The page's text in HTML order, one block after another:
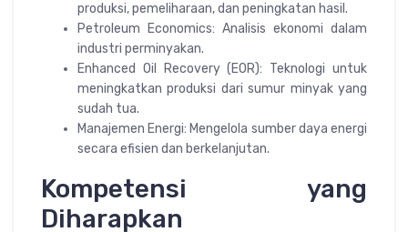
produksi, pemeliharaan, dan peningkatan hasil.
Petroleum Economics: Analisis ekonomi dalam
industri perminyakan.
Enhanced Oil Recovery (EOR): Teknologi untuk
meningkatkan produksi dari sumur minyak yang
sudah tua.
Manajemen Energi: Mengelola sumber daya energi
secara efisien dan berkelanjutan.
Kompetensi yang
Diharapkan